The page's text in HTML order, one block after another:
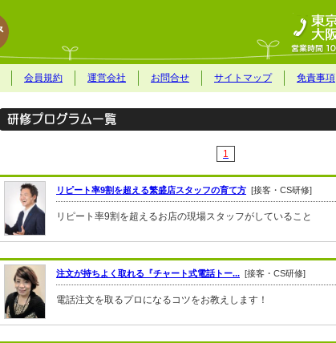
会員規約 運営会社 お問合せ サイトマップ 免責事項
1
リピート率9割を超える繁盛店スタッフの育て方 [接客・CS研修]
リピート率9割を超えるお店の現場スタッフがしていること
注文が持ちよく取れる『チャート式電話トー... [接客・CS研修]
電話注文を取るプロになるコツをお教えします！